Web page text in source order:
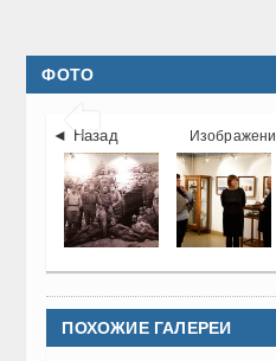
ФОТО

◄ Назад
ПОХОЖИЕ ГАЛЕРЕИ